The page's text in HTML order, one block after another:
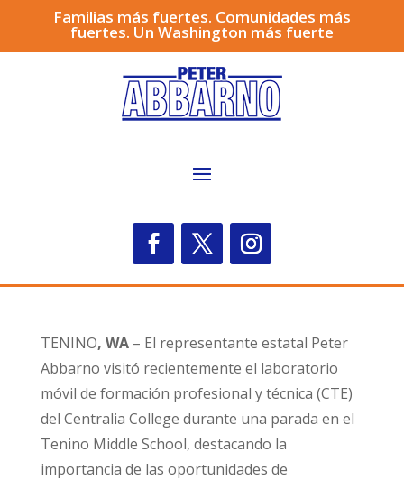
Familias más fuertes. Comunidades más
fuertes. Un Washington más fuerte
TENINO, WA– El representante estatal Peter
Abbarno visitó recientemente el laboratorio
móvil de formación profesional y técnica (CTE)
del Centralia College durante una parada en el
Tenino Middle School, destacando la
importancia de las oportunidades de